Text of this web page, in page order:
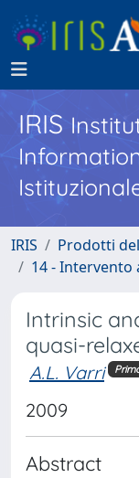
IRIS
IRIS
Prodotti
14 - Intervento
Intrinsic
quasi-
A.L. Varri
2009
Abstract